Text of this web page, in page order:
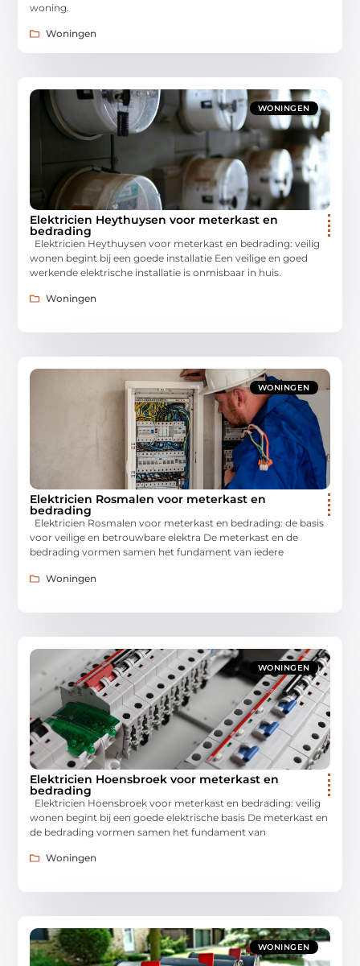
woning.
Woningen
WONINGEN
Elektricien Heythuysen voor meterkast en
bedrading
Elektricien Heythuysen voor meterkast en bedrading: veilig
wonen begint bij een goede installatie Een veilige en goed
werkende elektrische installatie is onmisbaar in huis.
Woningen
WONINGEN
Elektricien Rosmalen voor meterkast en
bedrading
Elektricien Rosmalen voor meterkast en bedrading: de basis
voor veilige en betrouwbare elektra De meterkast en de
bedrading vormen samen het fundament van iedere
Woningen
WONINGEN
Elektricien Hoensbroek voor meterkast en
bedrading
Elektricien Hoensbroek voor meterkast en bedrading: veilig
wonen begint bij een goede elektrische basis De meterkast en
de bedrading vormen samen het fundament van
Woningen
WONINGEN